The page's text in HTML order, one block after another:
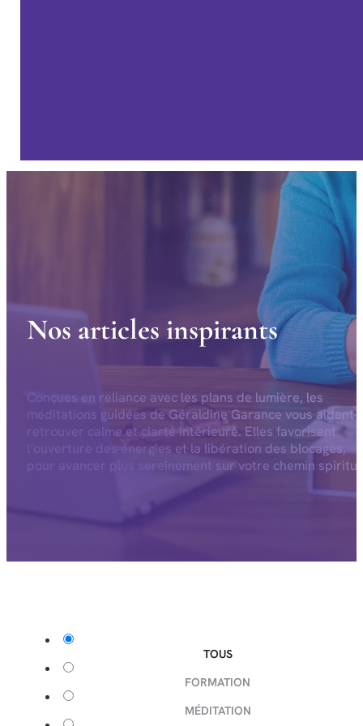
Nos articles inspirants
Conçues en reliance avec les plans de lumière, les
méditations guidées de Géraldine Garance vous aident
retrouver calme et clarté intérieure. Elles favorisent
l’ouverture des énergies et la libération des blocages,
pour avancer plus sereinement sur votre chemin
TOUS
FORMATION
MÉDITATION